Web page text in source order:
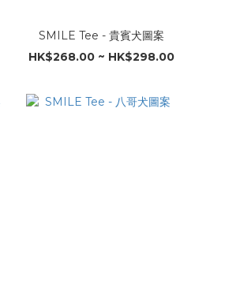
SMILE Tee - 貴賓犬圖案
HK$268.00 ~ HK$298.00